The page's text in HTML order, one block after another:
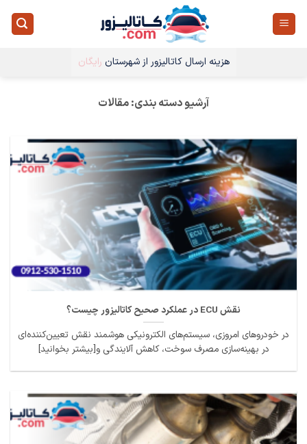
هزینه ارسال کاتالیزور از شهرستان رایگان
آرشیو دسته بندی:مقالات
نقش ECU در عملکرد صحیح کاتالیزور چیست؟
در خودروهای امروزی، سیستم‌های الکترونیکی هوشمند نقش تعیین‌کننده‌ای
در بهینه‌سازی مصرف سوخت، کاهش آلایندگی و[بیشتر بخوانید]